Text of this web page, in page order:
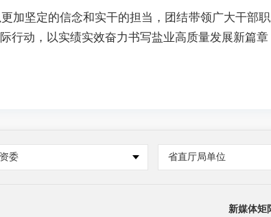
加坚定的信念和实干的担当，团结带领广大干部
行动，以实绩实效奋力书写盐业高质量发展新篇章
委 省直厅局单位
新媒体矩